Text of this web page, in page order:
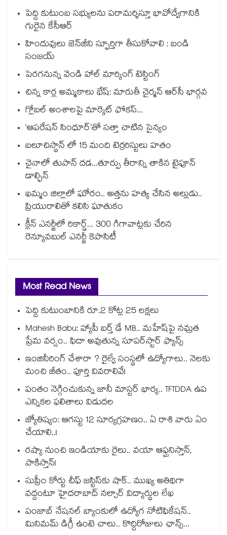
పెద్ది కుటుంబ సభ్యులను పరామర్శిస్తూ భావోద్వేగానికి
గురైన కేసీఆర్
హిందువులు జెన్‌‌‌‌జీని స్ఫూర్తిగా తీసుకోవాలి : బండి
సంజయ్‌‌‌‌
పెరగనున్న వెండి హాల్‌‌ మార్కింగ్ టెస్టింగ్‌‌
చిన్న కార్ల అమ్మకాలు భేష్‌‌‌‌: మారుతీ చైర్మన్ ఆర్‌‌‌‌సీ భార్గవ
గ్లోబల్ అంశాలపై మార్కెట్ ఫోకస్‌‌...
‘ఆపరేషన్ సింధూర్’తో సత్తా చాటిన సైన్యం
బలూచిస్థాన్‌ లో 15 మంది టెర్రరిస్టులు హతం
చైనాలో తుపాన్‌‌‌‌‌‌‌‌ దడ...తూర్పు తీరాన్ని తాకిన టైఫూన్‌‌‌‌‌‌‌‌
డాల్ఫిన్‌‌‌‌‌‌‌‌
ఖమ్మం జిల్లాలో ఘోరం.. అత్తను హత్య చేసిన అల్లుడు..
ప్రియురాలితో కలిసి ఘాతుకం
క్లీన్ ఎనర్జీలో రికార్డ్‌‌... 300 గిగావాట్లకు చేరిన
రెన్యూవబుల్ ఎనర్జీ కెపాసిటీ
Most Read News
పెద్ది కుటుంబానికి రూ.2 కోట్ల 25 లక్షలు
Mahesh Babu: హ్యాపీ బర్త్ డే MB.. మహేష్‌పై నమ్రత
ప్రేమ వర్షం.. ఫిదా అవుతున్న సూపర్‌స్టార్ ఫ్యాన్స్
ఇంజినీరింగ్ చేశారా ? రైల్వే సంస్థలో ఉద్యోగాలు.. నెలకు
మంచి జీతం.. పూర్తి వివరాలివే!
పంతం నెగ్గించుకున్న జానీ మాస్టర్ భార్య.. TFTDDA ఉప
ఎన్నికల ఫలితాలు విడుదల
జ్యోతిష్యం: ఆగస్టు 12 సూర్యగ్రహణం.. ఏ రాశి వారు ఏం
చేయాలి..!
రష్యా నుంచి ఇండియాకు రైలు.. వయా ఆఫ్ఘనిస్తాన్,
పాకిస్తాన్!
సుప్రీం కోర్టు చీఫ్ జస్టిస్⁭కు షాక్.. ముఖ్య అతిథిగా
వద్దంటూ హైదరాబాద్ నల్సార్ విద్యార్థుల లేఖ
పంజాబ్ నేషనల్ బ్యాంకులో ఉద్యోగ నోటిఫికేషన్..
మినిమమ్ డిగ్రీ ఉంటె చాలు.. కొద్దిరోజులు ఛాన్స్...